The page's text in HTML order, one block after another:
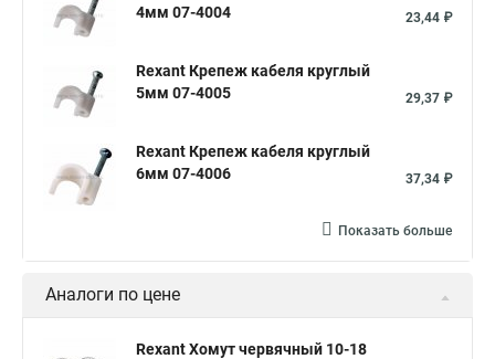
Хомут для кабеля Стяжка 3 200
Дюбель хомут для кабеля
Хомут для крепления кабеля
Черные хомуты
4мм 07-4004
23,44 ₽
Rexant Крепеж кабеля круглый
5мм 07-4005
29,37 ₽
Rexant Крепеж кабеля круглый
6мм 07-4006
37,34 ₽
Показать больше
Аналоги по цене
Rexant Хомут червячный 10-18